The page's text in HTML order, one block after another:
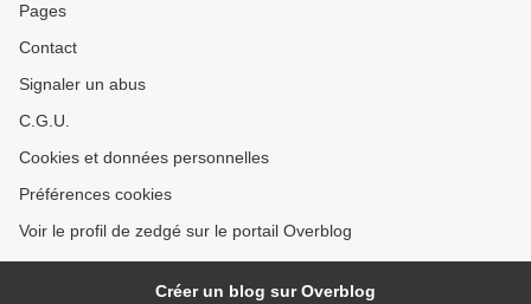
Pages
Contact
Signaler un abus
C.G.U.
Cookies et données personnelles
Préférences cookies
Voir le profil de zedgé sur le portail Overblog
Créer un blog sur Overblog